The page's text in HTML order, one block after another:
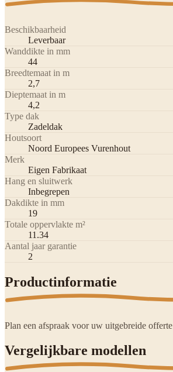
Beschikbaarheid
Leverbaar
Wanddikte in mm
44
Breedtemaat in m
2,7
Dieptemaat in m
4,2
Type dak
Zadeldak
Houtsoort
Noord Europees Vurenhout
Merk
Eigen Fabrikaat
Hang en sluitwerk
Inbegrepen
Dakdikte in mm
19
Totale oppervlakte m²
11.34
Aantal jaar garantie
2
Productinformatie
Plan een afspraak voor uw uitgebreide offerte
Vergelijkbare modellen